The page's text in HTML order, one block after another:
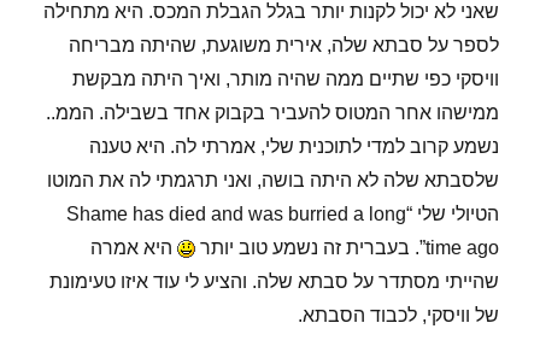
שאני לא יכול לקנות יותר בגלל הגבלת המכס. היא מתחילה
לספר על סבתא שלה, אירית משוגעת, שהיתה מבריחה
וויסקי כפי שתיים ממה שהיה מותר, ואיך היתה מבקשת
ממישהו אחר המטוס להעביר בקבוק אחד בשבילה. הממ..
נשמע קרוב למדי לתוכנית שלי, אמרתי לה. היא טענה
שלסבתא שלה לא היתה בושה, ואני תרגמתי לה את המוטו
הטיולי שלי “Shame has died and was burried a long
time ago”. בעברית זה נשמע טוב יותר
היא אמרה
שהייתי מסתדר על סבתא שלה. והציע לי עוד איזו טעימונת
של וויסקי, לכבוד הסבתא.